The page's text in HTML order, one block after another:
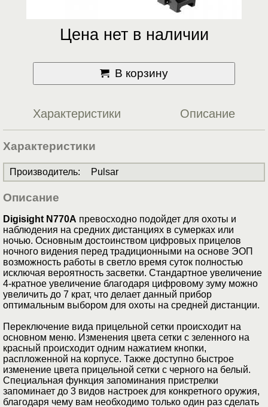
Цена нет в наличии
В корзину
Характеристики Описание
Характеристики
Производитель: Pulsar
Описание
Digisight N770A превосходно подойдет для охоты и
наблюдения на средних дистанциях в сумерках или
ночью. Основным достоинством цифровых прицелов
ночного видения перед традиционными на основе ЭОП
возможность работы в светло время суток полностью
исключая вероятность засветки. Стандартное увеличение
4-кратное увеличение благодаря цифровому зуму можно
увеличить до 7 крат, что делает данный прибор
оптимальным выбором для охоты на средней дистанции.
Переключение вида прицельной сетки происходит на
основном меню. Изменения цвета сетки с зеленного на
красный происходит одним нажатием кнопки,
распложенной на корпусе. Также доступно быстрое
изменение цвета прицельной сетки с черного на белый.
Специальная функция запоминания пристрелки
запоминает до 3 видов настроек для конкретного оружия,
благодаря чему вам необходимо только один раз сделать